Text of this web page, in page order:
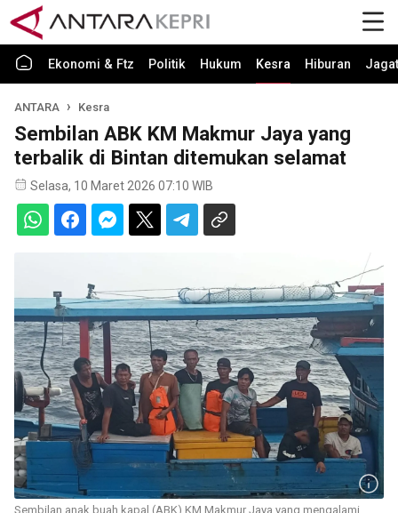
Ekonomi & Ftz Politik Hukum Kesra Hiburan Jagat
ANTARA Kesra
Sembilan ABK KM Makmur Jaya yang
terbalik di Bintan ditemukan selamat
Selasa, 10 Maret 2026 07:10 WIB
Sembilan anak buah kapal (ABK) KM Makmur Jaya yang mengalami